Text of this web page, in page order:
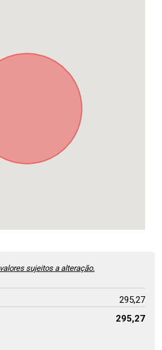
valores sujeitos a alteração.
295,27
295,27